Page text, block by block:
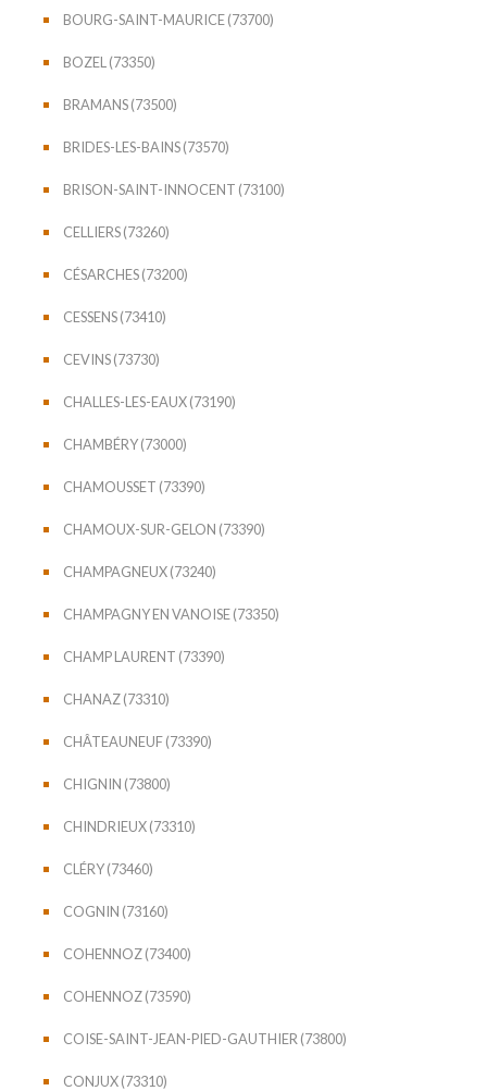
BOURG-SAINT-MAURICE (73700)
BOZEL (73350)
BRAMANS (73500)
BRIDES-LES-BAINS (73570)
BRISON-SAINT-INNOCENT (73100)
CELLIERS (73260)
CÉSARCHES (73200)
CESSENS (73410)
CEVINS (73730)
CHALLES-LES-EAUX (73190)
CHAMBÉRY (73000)
CHAMOUSSET (73390)
CHAMOUX-SUR-GELON (73390)
CHAMPAGNEUX (73240)
CHAMPAGNY EN VANOISE (73350)
CHAMP LAURENT (73390)
CHANAZ (73310)
CHÂTEAUNEUF (73390)
CHIGNIN (73800)
CHINDRIEUX (73310)
CLÉRY (73460)
COGNIN (73160)
COHENNOZ (73400)
COHENNOZ (73590)
COISE-SAINT-JEAN-PIED-GAUTHIER (73800)
CONJUX (73310)